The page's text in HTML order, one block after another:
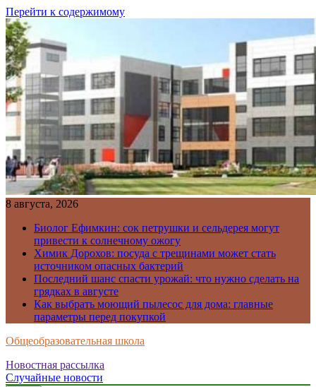
Перейти к содержимому
8 августа, 2026
Биолог Ефимкин: сок петрушки и сельдерея могут
привести к солнечному ожогу
Химик Дорохов: посуда с трещинами может стать
источником опасных бактерий
Последний шанс спасти урожай: что нужно сделать на
грядках в августе
Как выбрать моющий пылесос для дома: главные
параметры перед покупкой
Общеобразовательная школа
Новостная рассылка
Случайные новости